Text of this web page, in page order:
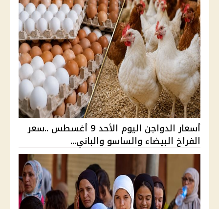
أسعار الدواجن اليوم الأحد 9 أغسطس ..سعر
الفراخ البيضاء والساسو والباني...